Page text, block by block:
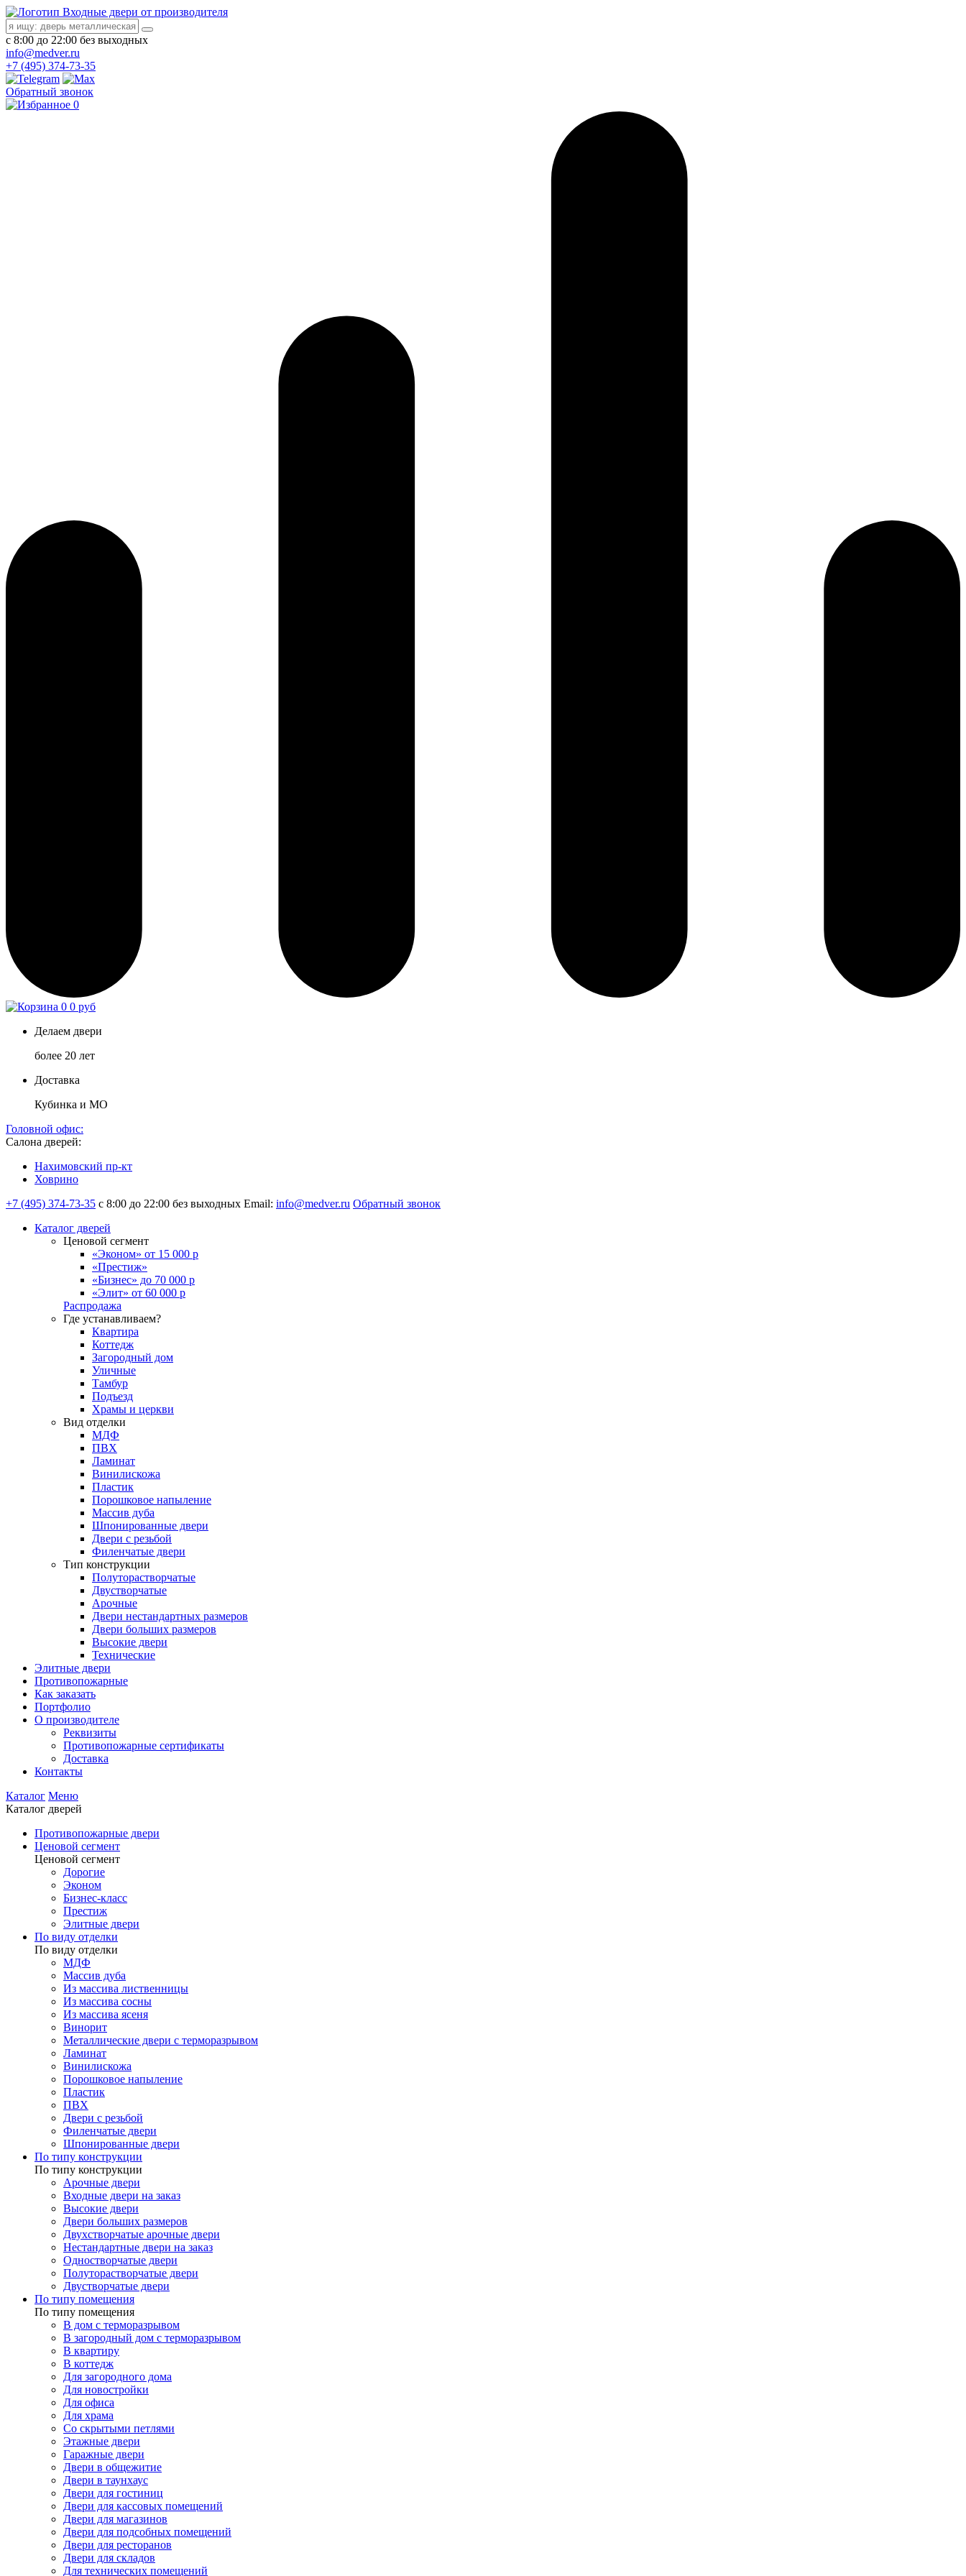
Входные двери от производителя
с 8:00 до 22:00 без выходных
info@medver.ru
+7 (495) 374-73-35
Обратный звонок
0
0 0 руб
Делаем двери
более 20 лет
Доставка
Кубинка и МО
Головной офис:
Салона дверей:
Нахимовский пр-кт
Ховрино
+7 (495) 374-73-35 с 8:00 до 22:00 без выходных Email: info@medver.ru Обратный звонок
Каталог дверей
Ценовой сегмент
«Эконом» от 15 000 р
«Престиж»
«Бизнес» до 70 000 р
«Элит» от 60 000 р
Распродажа
Где устанавливаем?
Квартира
Коттедж
Загородный дом
Уличные
Тамбур
Подъезд
Храмы и церкви
Вид отделки
МДФ
ПВХ
Ламинат
Винилискожа
Пластик
Порошковое напыление
Массив дуба
Шпонированные двери
Двери с резьбой
Филенчатые двери
Тип конструкции
Полуторастворчатые
Двустворчатые
Арочные
Двери нестандартных размеров
Двери больших размеров
Высокие двери
Технические
Элитные двери
Противопожарные
Как заказать
Портфолио
О производителе
Реквизиты
Противопожарные сертификаты
Доставка
Контакты
Каталог Меню
Каталог дверей
Противопожарные двери
Ценовой сегмент
Ценовой сегмент
Дорогие
Эконом
Бизнес-класс
Престиж
Элитные двери
По виду отделки
По виду отделки
МДФ
Массив дуба
Из массива лиственницы
Из массива сосны
Из массива ясеня
Винорит
Металлические двери с терморазрывом
Ламинат
Винилискожа
Порошковое напыление
Пластик
ПВХ
Двери с резьбой
Филенчатые двери
Шпонированные двери
По типу конструкции
По типу конструкции
Арочные двери
Входные двери на заказ
Высокие двери
Двери больших размеров
Двухстворчатые арочные двери
Нестандартные двери на заказ
Одностворчатые двери
Полуторастворчатые двери
Двустворчатые двери
По типу помещения
По типу помещения
В дом с терморазрывом
В загородный дом с терморазрывом
В квартиру
В коттедж
Для загородного дома
Для новостройки
Для офиса
Для храма
Со скрытыми петлями
Этажные двери
Гаражные двери
Двери в общежитие
Двери в таунхаус
Двери для гостиниц
Двери для кассовых помещений
Двери для магазинов
Двери для подсобных помещений
Двери для ресторанов
Двери для складов
Для технических помещений